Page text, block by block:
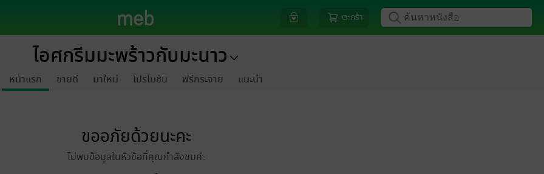
ตะกร้า
ไอศกรีมมะพร้าวกับมะนาว
หน้าแรก ขายดี มาใหม่ โปรโมชัน ฟรีกระจาย แนะนำ
ขออภัยด้วยนะคะ
ไม่พบข้อมูลในหัวข้อที่คุณกำลังชมค่ะ